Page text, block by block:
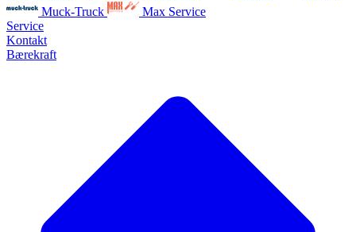
Muck-Truck
Max Service
Service
Kontakt
Bærekraft